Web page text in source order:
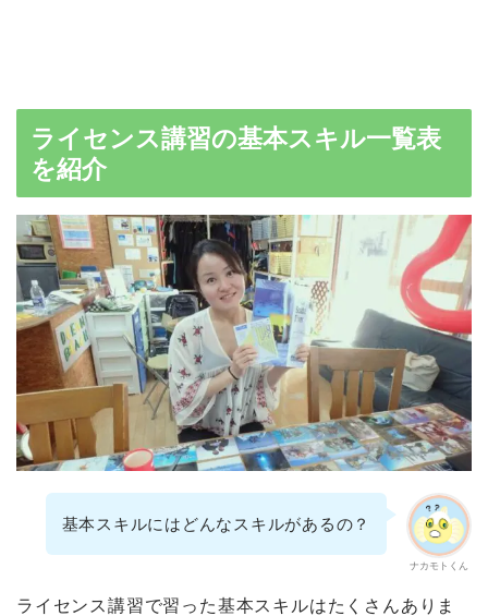
ライセンス講習の基本スキル一覧表
を紹介
ナカモトくん
基本スキルにはどんなスキルがあるの？
ライセンス講習で習った基本スキルはたくさんありま